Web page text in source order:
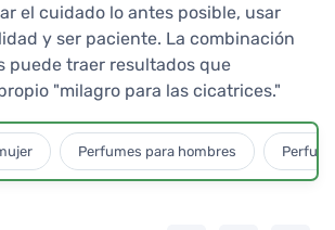
el cuidado lo antes posible, usar
y ser paciente. La combinación
puede traer resultados que
"milagro para las cicatrices."
Perfumes para hombres